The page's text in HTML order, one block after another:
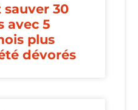
sauver 30
avec 5
plus
dévorés